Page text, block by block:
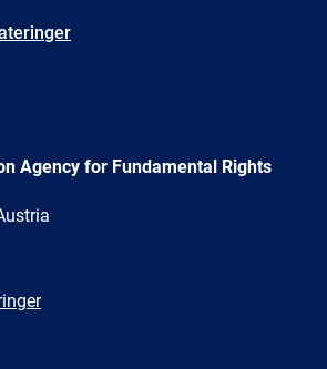
Agency for Fundamental Rights